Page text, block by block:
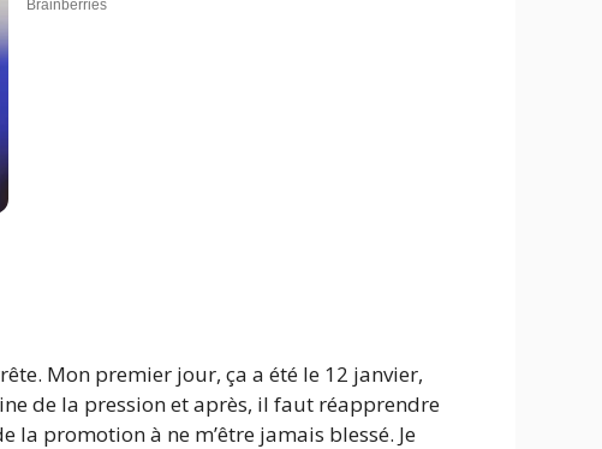
Mon premier jour, ça a été le 12 janvier,
de la pression et après, il faut réapprendre
la promotion à ne m’être jamais blessé. Je